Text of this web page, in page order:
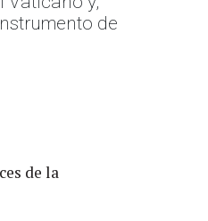
de
de la